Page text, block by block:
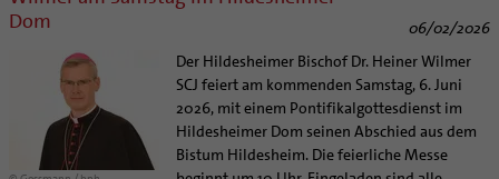
Dom
06/02/2026
Der Hildesheimer Bischof Dr. Heiner Wilmer
SCJ feiert am kommenden Samstag, 6. Juni
2026, mit einem Pontifikalgottesdienst im
Hildesheimer Dom seinen Abschied aus dem
Bistum Hildesheim. Die feierliche Messe